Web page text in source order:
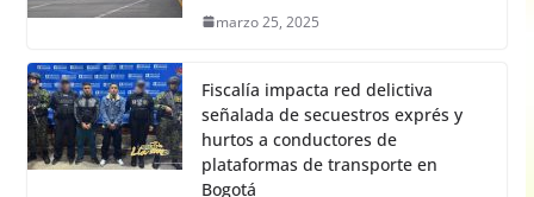
marzo 25, 2025
Fiscalía impacta red delictiva
señalada de secuestros exprés y
hurtos a conductores de
plataformas de transporte en
Bogotá